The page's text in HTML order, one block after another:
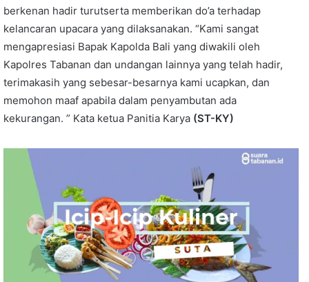
berkenan hadir turutserta memberikan do’a terhadap
kelancaran upacara yang dilaksanakan. “Kami sangat
mengapresiasi Bapak Kapolda Bali yang diwakili oleh
Kapolres Tabanan dan undangan lainnya yang telah hadir,
terimakasih yang sebesar-besarnya kami ucapkan, dan
memohon maaf apabila dalam penyambutan ada
kekurangan. ” Kata ketua Panitia Karya (ST-KY)